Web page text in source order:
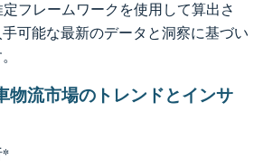
フレームワークを使用して算出さ
可能な最新のデータと洞察に基づい
物流市場のトレンドとインサ
*